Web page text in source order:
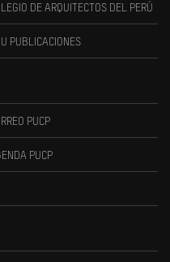
DE ARQUITECTOS DEL PERÚ
PUBLICACIONES
PUCP
PUCP